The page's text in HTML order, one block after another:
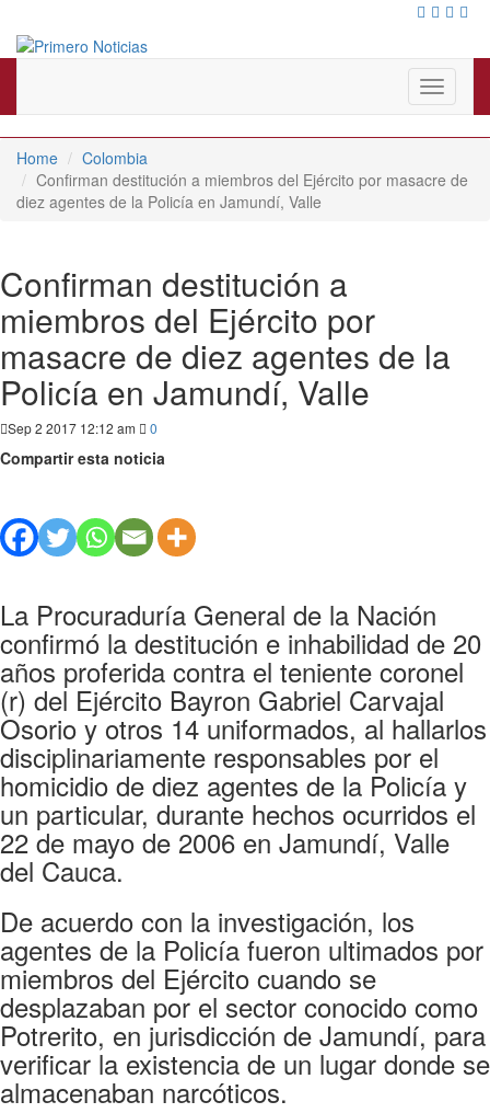
Primero Noticias
Toggle
Home
Colombia
Confirman destitución a miembros del Ejército por masacre de
diez agentes de la Policía en Jamundí, Valle
Confirman destitución a
miembros del Ejército por
masacre de diez agentes de la
Policía en Jamundí, Valle
Sep 2 2017 12:12 am 0
Compartir esta noticia
La Procuraduría General de la Nación
confirmó la destitución e inhabilidad de 20
años proferida contra el teniente coronel
(r) del Ejército Bayron Gabriel Carvajal
Osorio y otros 14 uniformados, al hallarlos
disciplinariamente responsables por el
homicidio de diez agentes de la Policía y
un particular, durante hechos ocurridos el
22 de mayo de 2006 en Jamundí, Valle
del Cauca.
De acuerdo con la investigación, los
agentes de la Policía fueron ultimados por
miembros del Ejército cuando se
desplazaban por el sector conocido como
Potrerito, en jurisdicción de Jamundí, para
verificar la existencia de un lugar donde se
almacenaban narcóticos.